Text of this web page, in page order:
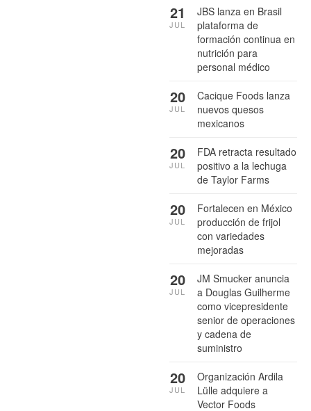
JBS lanza en Brasil
plataforma de
formación continua en
nutrición para
personal médico
21
JUL
Cacique Foods lanza
nuevos quesos
mexicanos
20
JUL
FDA retracta resultado
positivo a la lechuga
de Taylor Farms
20
JUL
Fortalecen en México
producción de frijol
con variedades
mejoradas
20
JUL
JM Smucker anuncia
a Douglas Guilherme
como vicepresidente
senior de operaciones
y cadena de
suministro
20
JUL
Organización Ardila
Lülle adquiere a
Vector Foods
20
JUL